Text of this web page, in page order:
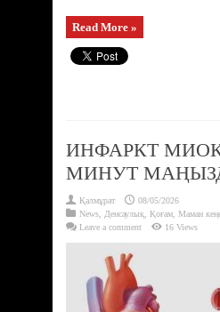
Read More »
ИНФАРКТ
МИНУТ
Қалмұрат
08/05/2026
News
Денсаулық Қоғам Маман
Leave a comment
16 Views